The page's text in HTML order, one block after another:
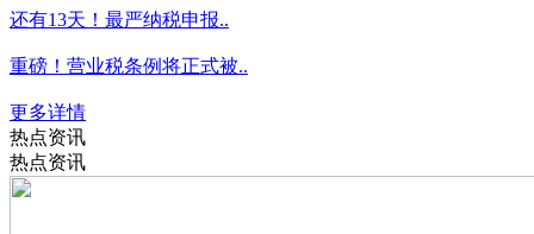
还有13天！最严纳税申报..
重磅！营业税条例将正式被..
更多详情
热点资讯
热点资讯